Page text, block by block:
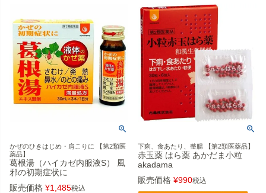
かぜのひきはじめ・肩こりに 【第2類医
薬品】
葛根湯（ハイカゼ内服液S） 風
邪の初期症状に
販売価格 ¥1,485税込
下痢、食あたり、整腸 【第2類医薬品】
赤玉薬 はら薬 あかだま小粒
akadama
販売価格 ¥990税込